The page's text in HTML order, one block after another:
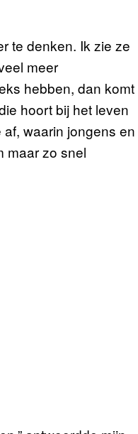
te denken. Ik zie ze
meer
hebben, dan komt
hoort bij het leven
waarin jongens en
maar zo snel